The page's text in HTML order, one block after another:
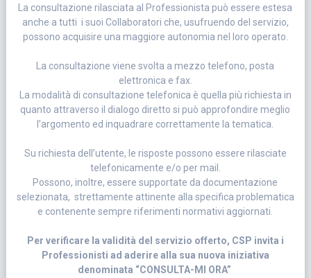
La consultazione rilasciata al Professionista può essere estesa
anche a tutti i suoi Collaboratori che, usufruendo del servizio,
possono acquisire una maggiore autonomia nel loro operato.
La consultazione viene svolta a mezzo telefono, posta
elettronica e fax.
La modalità di consultazione telefonica è quella più richiesta in
quanto attraverso il dialogo diretto si può approfondire meglio
l’argomento ed inquadrare correttamente la tematica.
Su richiesta dell’utente, le risposte possono essere rilasciate
telefonicamente e/o per mail.
Possono, inoltre, essere supportate da documentazione
selezionata, strettamente attinente alla specifica problematica
e contenente sempre riferimenti normativi aggiornati.
Per verificare la validità del servizio offerto, CSP invita i
Professionisti ad aderire alla sua nuova iniziativa
denominata “CONSULTA-MI ORA”